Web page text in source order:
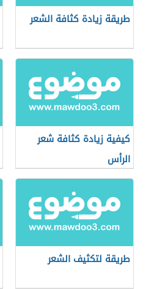
طريقة زيادة كثافة الشعر
كيفية زيادة كثافة شعر
الرأس
طريقة لتكثيف الشعر